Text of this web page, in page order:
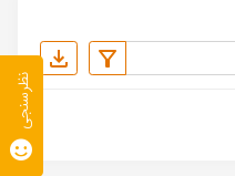
نظرسنجی